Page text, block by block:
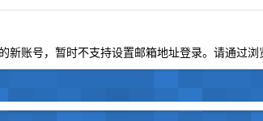
新账号，暂时不支持设置邮箱地址登录。请通过